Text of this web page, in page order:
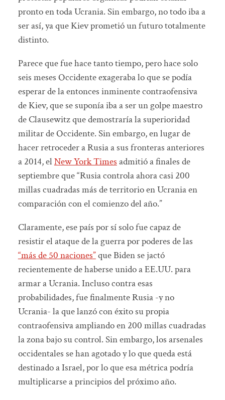
pronto en toda Ucrania. Sin embargo, no todo iba a
ser así, ya que Kiev prometió un futuro totalmente
distinto.
Parece que fue hace tanto tiempo, pero hace solo
seis meses Occidente exageraba lo que se podía
esperar de la entonces inminente contraofensiva
de Kiev, que se suponía iba a ser un golpe maestro
de Clausewitz que demostraría la superioridad
militar de Occidente. Sin embargo, en lugar de
hacer retroceder a Rusia a sus fronteras anteriores
a 2014, elNew York Timesadmitió a finales de
septiembre que “Rusia controla ahora casi 200
millas cuadradas más de territorio en Ucrania en
comparación con el comienzo del año.”
Claramente, ese país por sí solo fue capaz de
resistir el ataque de la guerra por poderes de las
“más de 50 naciones”que Biden se jactó
recientemente de haberse unido a EE.UU. para
armar a Ucrania. Incluso contra esas
probabilidades, fue finalmente Rusia -y no
Ucrania- la que lanzó con éxito su propia
contraofensiva ampliando en 200 millas cuadradas
la zona bajo su control. Sin embargo, los arsenales
occidentales se han agotado y lo que queda está
destinado a Israel, por lo que esa métrica podría
multiplicarse a principios del próximo año.